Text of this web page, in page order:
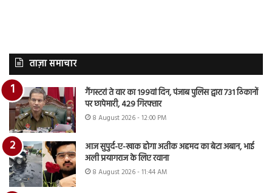
ताज़ा समाचार
गैंगस्टरां ते वार का 199वां दिन, पंजाब पुलिस द्वारा 731 ठिकानों
पर छापेमारी, 429 गिरफ्तार
8 August 2026 - 12:00 PM
आज सुपुर्द-ए-खाक होगा अतीक अहमद का बेटा अबान, भाई
अली प्रयागराज के लिए रवाना
8 August 2026 - 11:44 AM